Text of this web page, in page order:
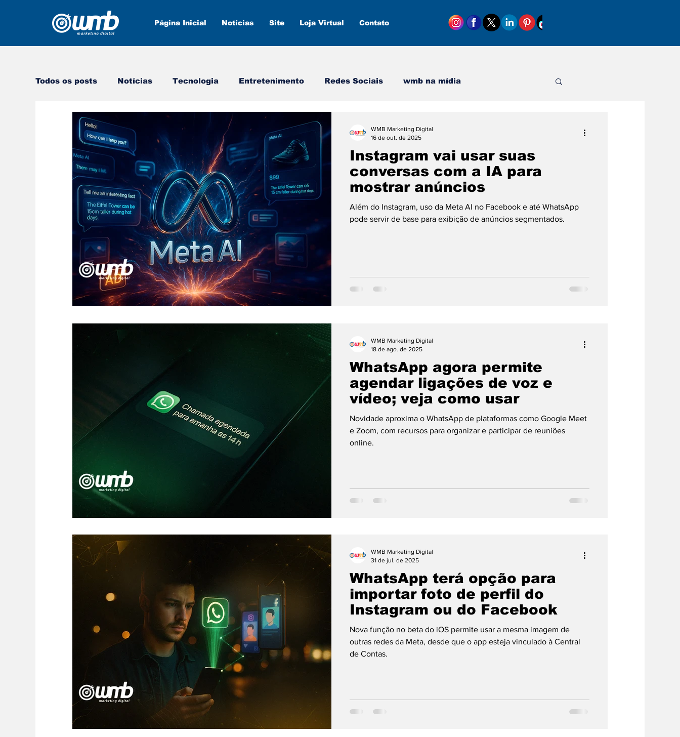
Página Inicial Notícias Site Loja Virtual Contato
Todos os posts Notícias Tecnologia Entretenimento Redes Sociais wmb na mídia
Marketing Digital Estratégias Inteligência Artificial
Instagram vai usar suas
conversas com a IA para
mostrar anúncios
Além do Instagram, uso da Meta AI no Facebook e até WhatsApp
pode servir de base para exibição de anúncios segmentados.
WMB Marketing Digital
16 de out. de 2025
WhatsApp agora permite
agendar ligações de voz e
vídeo; veja como usar
Novidade aproxima o WhatsApp de plataformas como Google Meet
e Zoom, com recursos para organizar e participar de reuniões
online.
WMB Marketing Digital
18 de ago. de 2025
WhatsApp terá opção para
importar foto de perfil do
Instagram ou do Facebook
Nova função no beta do iOS permite usar a mesma imagem de
outras redes da Meta, desde que o app esteja vinculado à Central
de Contas.
WMB Marketing Digital
31 de jul. de 2025